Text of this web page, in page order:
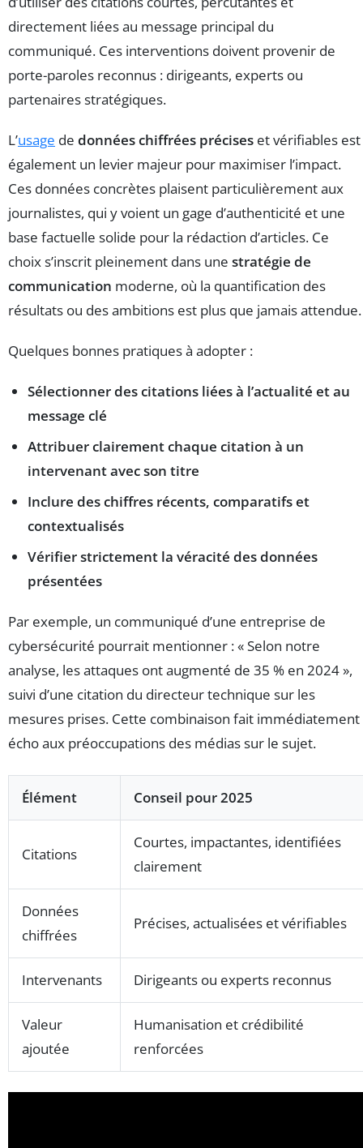
directement liées au message principal du
communiqué. Ces interventions doivent provenir de
porte-paroles reconnus : dirigeants, experts ou
partenaires stratégiques.
L’usage de données chiffrées précises et vérifiables est
également un levier majeur pour maximiser l’impact.
Ces données concrètes plaisent particulièrement aux
journalistes, qui y voient un gage d’authenticité et une
base factuelle solide pour la rédaction d’articles. Ce
choix s’inscrit pleinement dans une stratégie de
communication moderne, où la quantification des
résultats ou des ambitions est plus que jamais attendue.
Quelques bonnes pratiques à adopter :
Sélectionner des citations liées à l’actualité et au
message clé
Attribuer clairement chaque citation à un
intervenant avec son titre
Inclure des chiffres récents, comparatifs et
contextualisés
Vérifier strictement la véracité des données
présentées
Par exemple, un communiqué d’une entreprise de
cybersécurité pourrait mentionner : « Selon notre
analyse, les attaques ont augmenté de 35 % en 2024 »,
suivi d’une citation du directeur technique sur les
mesures prises. Cette combinaison fait immédiatement
écho aux préoccupations des médias sur le sujet.
Élément Conseil pour 2025
Citations
Courtes, impactantes, identifiées
clairement
Données
chiffrées
Précises, actualisées et vérifiables
Intervenants Dirigeants ou experts reconnus
Valeur
ajoutée
Humanisation et crédibilité
renforcées